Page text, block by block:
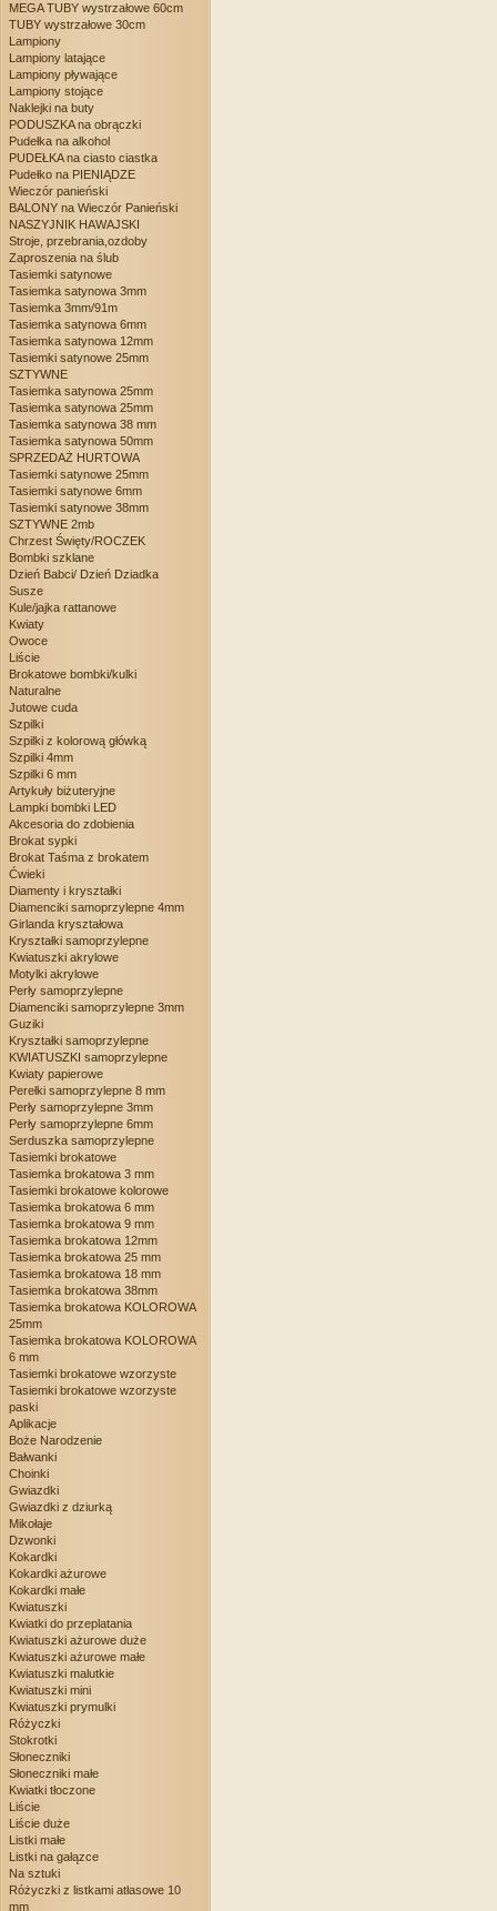
MEGA TUBY wystrzałowe 60cm
TUBY wystrzałowe 30cm
Lampiony
Lampiony latające
Lampiony pływające
Lampiony stojące
Naklejki na buty
PODUSZKA na obrączki
Pudełka na alkohol
PUDEŁKA na ciasto ciastka
Pudełko na PIENIĄDZE
Wieczór panieński
BALONY na Wieczór Panieński
NASZYJNIK HAWAJSKI
Stroje, przebrania,ozdoby
Zaproszenia na ślub
Tasiemki satynowe
Tasiemka satynowa 3mm
Tasiemka 3mm/91m
Tasiemka satynowa 6mm
Tasiemka satynowa 12mm
Tasiemki satynowe 25mm
SZTYWNE
Tasiemka satynowa 25mm
Tasiemka satynowa 25mm
Tasiemka satynowa 38 mm
Tasiemka satynowa 50mm
SPRZEDAŻ HURTOWA
Tasiemki satynowe 25mm
Tasiemki satynowe 6mm
Tasiemki satynowe 38mm
SZTYWNE 2mb
Chrzest Święty/ROCZEK
Bombki szklane
Dzień Babci/ Dzień Dziadka
Susze
Kule/jajka rattanowe
Kwiaty
Owoce
Liście
Brokatowe bombki/kulki
Naturalne
Jutowe cuda
Szpilki
Szpilki z kolorową główką
Szpilki 4mm
Szpilki 6 mm
Artykuły biżuteryjne
Lampki bombki LED
Akcesoria do zdobienia
Brokat sypki
Brokat Taśma z brokatem
Ćwieki
Diamenty i kryształki
Diamenciki samoprzylepne 4mm
Girlanda kryształowa
Kryształki samoprzylepne
Kwiatuszki akrylowe
Motylki akrylowe
Perły samoprzylepne
Diamenciki samoprzylepne 3mm
Guziki
Kryształki samoprzylepne
KWIATUSZKI samoprzylepne
Kwiaty papierowe
Perełki samoprzylepne 8 mm
Perły samoprzylepne 3mm
Perły samoprzylepne 6mm
Serduszka samoprzylepne
Tasiemki brokatowe
Tasiemka brokatowa 3 mm
Tasiemki brokatowe kolorowe
Tasiemka brokatowa 6 mm
Tasiemka brokatowa 9 mm
Tasiemka brokatowa 12mm
Tasiemka brokatowa 25 mm
Tasiemka brokatowa 18 mm
Tasiemka brokatowa 38mm
Tasiemka brokatowa KOLOROWA
25mm
Tasiemka brokatowa KOLOROWA
6 mm
Tasiemki brokatowe wzorzyste
Tasiemki brokatowe wzorzyste
paski
Aplikacje
Boże Narodzenie
Bałwanki
Choinki
Gwiazdki
Gwiazdki z dziurką
Mikołaje
Dzwonki
Kokardki
Kokardki ażurowe
Kokardki małe
Kwiatuszki
Kwiatki do przeplatania
Kwiatuszki ażurowe duże
Kwiatuszki ażurowe małe
Kwiatuszki malutkie
Kwiatuszki mini
Kwiatuszki prymulki
Różyczki
Stokrotki
Słoneczniki
Słoneczniki małe
Kwiatki tłoczone
Liście
Liście duże
Listki małe
Listki na gałązce
Na sztuki
Różyczki z listkami atłasowe 10
mm